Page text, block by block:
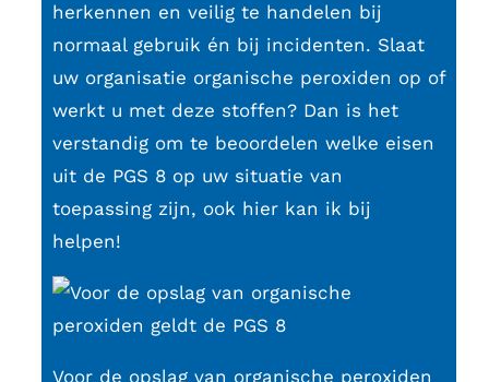
herkennen en veilig te handelen bij
normaal gebruik én bij incidenten. Slaat
uw organisatie organische peroxiden op of
werkt u met deze stoffen? Dan is het
verstandig om te beoordelen welke eisen
uit de PGS 8 op uw situatie van
toepassing zijn, ook hier kan ik bij
helpen!
Voor de opslag van organische peroxiden